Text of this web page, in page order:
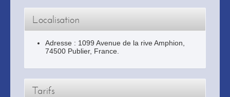
Localisation
Adresse : 1099 Avenue de la rive Amphion
74500 Publier, France.
Tarifs